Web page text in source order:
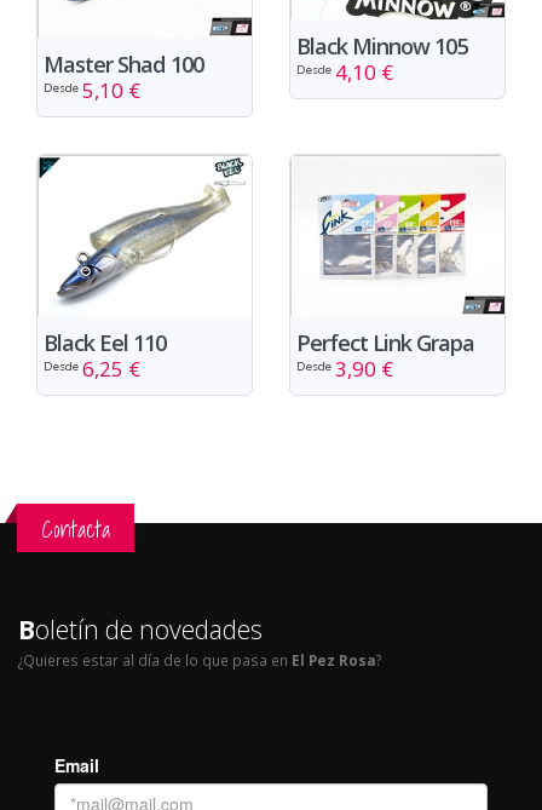
Master Shad 100
Desde 5,10 €
Black Minnow 105
Desde 4,10 €
Black Eel 110
Desde 6,25 €
Perfect Link Grapa
Desde 3,90 €
Contacta
Boletín de novedades
¿Quieres estar al día de lo que pasa en El Pez Rosa?